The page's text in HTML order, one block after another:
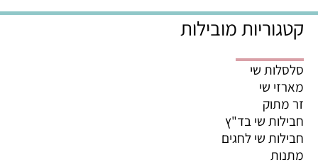
קטגוריות מובילות
סלסלות שי
מארזי שי
זר מתוק
חבילות שי בד"ץ
חבילות שי לחגים
מתנות